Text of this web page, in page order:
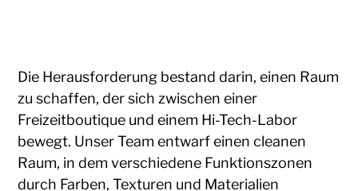
Die Herausforderung bestand darin, einen Raum
zu schaffen, der sich zwischen einer
Freizeitboutique und einem Hi-Tech-Labor
bewegt. Unser Team entwarf einen cleanen
Raum, in dem verschiedene Funktionszonen
durch Farben, Texturen und Materialien